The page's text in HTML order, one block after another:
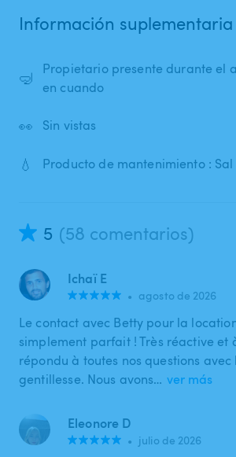
Información suplementaria
🤿
Propietario presente durante el
en cuando
👀 Sin vistas
💧 Producto de mantenimiento : Sal
5 (58 comentarios)
Ichaï E
• agosto de 2026
Le contact avec Betty pour la
simplement parfait ! Très réactive et
répondu à toutes nos questions
gentillesse. Nous avons… ver más
Eleonore D
• julio de 2026